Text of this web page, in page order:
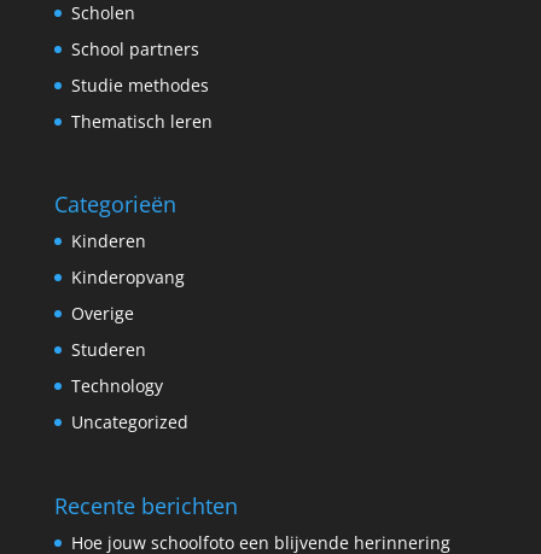
Scholen
School partners
Studie methodes
Thematisch leren
Categorieën
Kinderen
Kinderopvang
Overige
Studeren
Technology
Uncategorized
Recente berichten
Hoe jouw schoolfoto een blijvende herinnering